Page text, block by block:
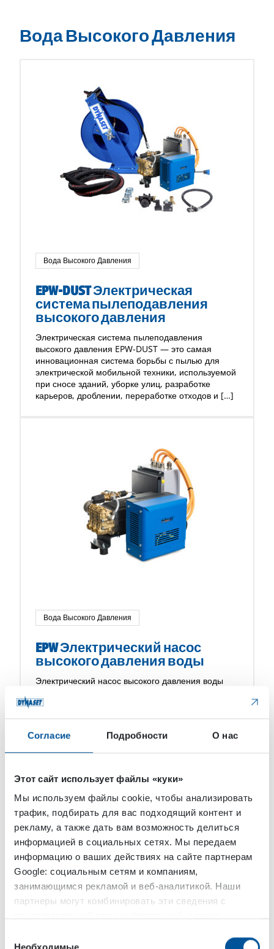
Согласие Подробности О нас
Этот сайт использует файлы «куки»
Мы используем файлы cookie, чтобы анализировать
трафик, подбирать для вас подходящий контент и
рекламу, а также дать вам возможность делиться
информацией в социальных сетях. Мы передаем
информацию о ваших действиях на сайте партнерам
Google: социальным сетям и компаниям,
занимающимся рекламой и веб-аналитикой. Наши
партнеры могут комбинировать эти сведения с
вами их сервисов.
Необходимые
Вода Высокого Давления
Вода Высокого Давления
EPW-DUST Электрическая
система пылеподавления
высокого давления
Электрическая система пылеподавления
высокого давления EPW-DUST — это самая
инновационная система борьбы с пылью для
электрической мобильной техники, используемой
при сносе зданий, уборке улиц, разработке
карьеров, дроблении, переработке отходов и […]
Вода Высокого Давления
EPW Электрический насос
высокого давления воды
Электрический насос высокого давления воды
электроэнергию в воду под высоким давлением.
В линейке представлены насосы, работающие
Электрический насос […]